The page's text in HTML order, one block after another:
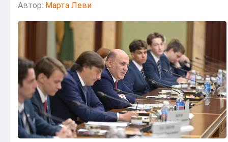
Автор: Марта Леви